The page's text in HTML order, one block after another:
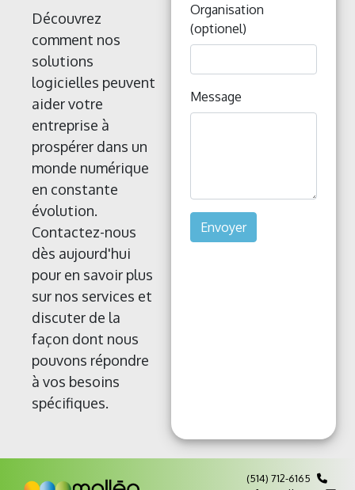
Découvrez
comment nos
solutions
logicielles peuvent
aider votre
entreprise à
prospérer dans un
monde numérique
en constante
évolution.
Contactez-nous
dès aujourd'hui
pour en savoir plus
sur nos services et
discuter de la
façon dont nous
pouvons répondre
à vos besoins
spécifiques.
Organisation
(optionel)
Message
Envoyer
(514) 712-6165